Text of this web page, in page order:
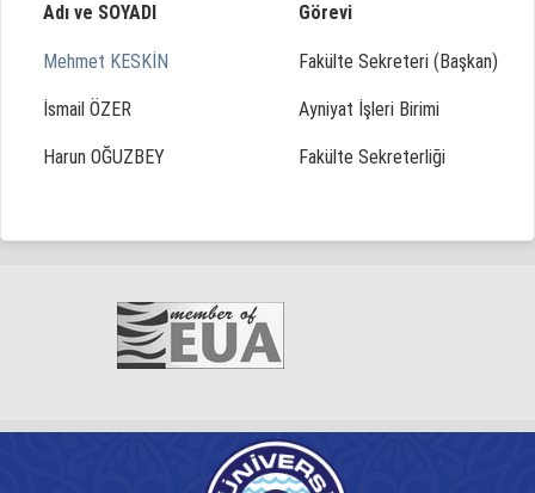
Adı ve SOYADI Görevi
Mehmet KESKİN Fakülte Sekreteri (Başkan)
İsmail ÖZER Ayniyat İşleri Birimi
Harun OĞUZBEY Fakülte Sekreterliği